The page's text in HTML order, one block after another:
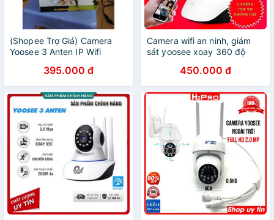
(Shopee Trợ Giá) Camera
Yoosee 3 Anten IP Wifi
395.000 đ
Camera wifi an ninh, giám
sát yoosee xoay 360 độ
450.000 đ